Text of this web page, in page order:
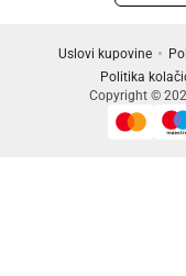
Uslovi kupovine
Politika
Copyright ©